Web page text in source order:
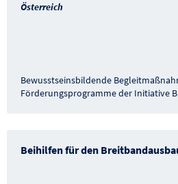
Österreich
Bewusstseinsbildende
Förderungsprogramme der Initiative
Beihilfen für den